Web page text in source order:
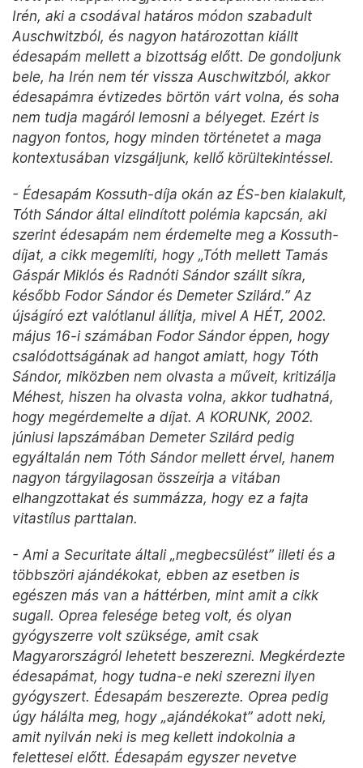
Irén, aki a csodával határos módon szabadult
Auschwitzból, és nagyon határozottan kiállt
édesapám mellett a bizottság előtt. De gondoljunk
bele, ha Irén nem tér vissza Auschwitzból, akkor
édesapámra évtizedes börtön várt volna, és soha
nem tudja magáról lemosni a bélyeget. Ezért is
nagyon fontos, hogy minden történetet a maga
kontextusában vizsgáljunk, kellő körültekintéssel.
- Édesapám Kossuth-díja okán az ÉS-ben kialakult,
Tóth Sándor által elindított polémia kapcsán, aki
szerint édesapám nem érdemelte meg a Kossuth-
díjat, a cikk megemlíti, hogy „Tóth mellett Tamás
Gáspár Miklós és Radnóti Sándor szállt síkra,
később Fodor Sándor és Demeter Szilárd.” Az
újságíró ezt valótlanul állítja, mivel A HÉT, 2002.
május 16-i számában Fodor Sándor éppen, hogy
csalódottságának ad hangot amiatt, hogy Tóth
Sándor, miközben nem olvasta a műveit, kritizálja
Méhest, hiszen ha olvasta volna, akkor tudhatná,
hogy megérdemelte a díjat. A KORUNK, 2002.
júniusi lapszámában Demeter Szilárd pedig
egyáltalán nem Tóth Sándor mellett érvel, hanem
nagyon tárgyilagosan összeírja a vitában
elhangzottakat és summázza, hogy ez a fajta
vitastílus parttalan.
- Ami a Securitate általi „megbecsülést” illeti és a
többszöri ajándékokat, ebben az esetben is
egészen más van a háttérben, mint amit a cikk
sugall. Oprea felesége beteg volt, és olyan
gyógyszerre volt szüksége, amit csak
Magyarországról lehetett beszerezni. Megkérdezte
édesapámat, hogy tudna-e neki szerezni ilyen
gyógyszert. Édesapám beszerezte. Oprea pedig
úgy hálálta meg, hogy „ajándékokat” adott neki,
amit nyilván neki is meg kellett indokolnia a
felettesei előtt. Édesapám egyszer nevetve